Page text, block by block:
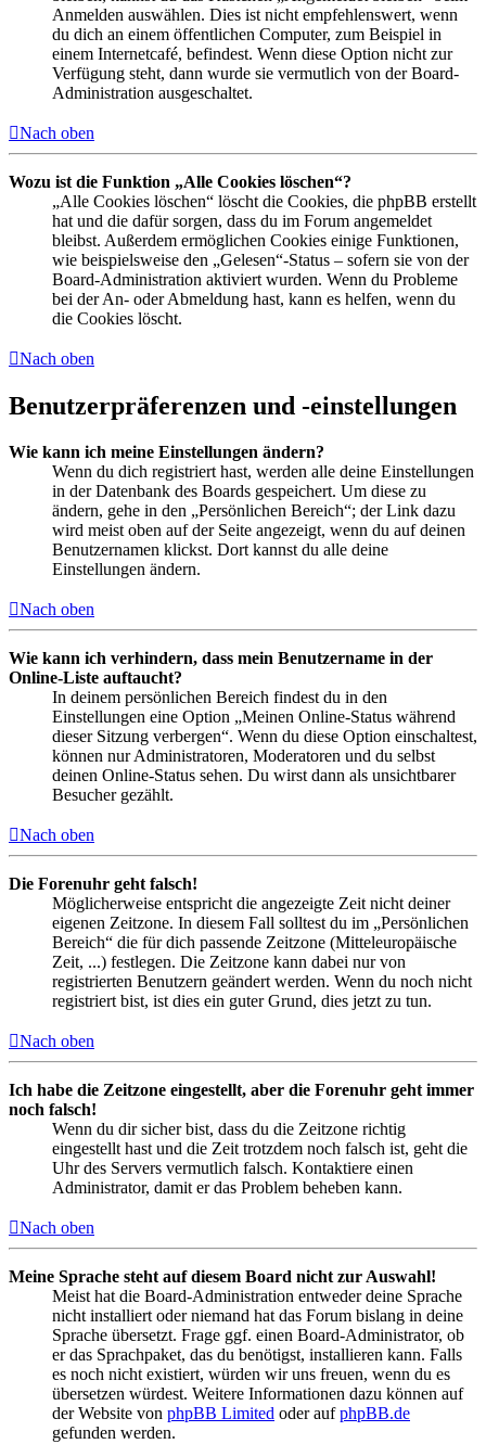
Anmelden auswählen. Dies ist nicht empfehlenswert, wenn
du dich an einem öffentlichen Computer, zum Beispiel in
einem Internetcafé, befindest. Wenn diese Option nicht zur
Verfügung steht, dann wurde sie vermutlich von der Board-
Administration ausgeschaltet.
Nach oben
Wozu ist die Funktion „Alle Cookies löschen“?
„Alle Cookies löschen“ löscht die Cookies, die phpBB erstellt
hat und die dafür sorgen, dass du im Forum angemeldet
bleibst. Außerdem ermöglichen Cookies einige Funktionen,
wie beispielsweise den „Gelesen“-Status – sofern sie von der
Board-Administration aktiviert wurden. Wenn du Probleme
bei der An- oder Abmeldung hast, kann es helfen, wenn du
die Cookies löscht.
Nach oben
Benutzerpräferenzen und -einstellungen
Wie kann ich meine Einstellungen ändern?
Wenn du dich registriert hast, werden alle deine Einstellungen
in der Datenbank des Boards gespeichert. Um diese zu
ändern, gehe in den „Persönlichen Bereich“; der Link dazu
wird meist oben auf der Seite angezeigt, wenn du auf deinen
Benutzernamen klickst. Dort kannst du alle deine
Einstellungen ändern.
Nach oben
Wie kann ich verhindern, dass mein Benutzername in der
Online-Liste auftaucht?
In deinem persönlichen Bereich findest du in den
Einstellungen eine Option „Meinen Online-Status während
dieser Sitzung verbergen“. Wenn du diese Option einschaltest,
können nur Administratoren, Moderatoren und du selbst
deinen Online-Status sehen. Du wirst dann als unsichtbarer
Besucher gezählt.
Nach oben
Die Forenuhr geht falsch!
Möglicherweise entspricht die angezeigte Zeit nicht deiner
eigenen Zeitzone. In diesem Fall solltest du im „Persönlichen
Bereich“ die für dich passende Zeitzone (Mitteleuropäische
Zeit, ...) festlegen. Die Zeitzone kann dabei nur von
registrierten Benutzern geändert werden. Wenn du noch nicht
registriert bist, ist dies ein guter Grund, dies jetzt zu tun.
Nach oben
Ich habe die Zeitzone eingestellt, aber die Forenuhr geht immer
noch falsch!
Wenn du dir sicher bist, dass du die Zeitzone richtig
eingestellt hast und die Zeit trotzdem noch falsch ist, geht die
Uhr des Servers vermutlich falsch. Kontaktiere einen
Administrator, damit er das Problem beheben kann.
Nach oben
Meine Sprache steht auf diesem Board nicht zur Auswahl!
Meist hat die Board-Administration entweder deine Sprache
nicht installiert oder niemand hat das Forum bislang in deine
Sprache übersetzt. Frage ggf. einen Board-Administrator, ob
er das Sprachpaket, das du benötigst, installieren kann. Falls
es noch nicht existiert, würden wir uns freuen, wenn du es
übersetzen würdest. Weitere Informationen dazu können auf
der Website von phpBB Limited oder aufphpBB.de
gefunden werden.